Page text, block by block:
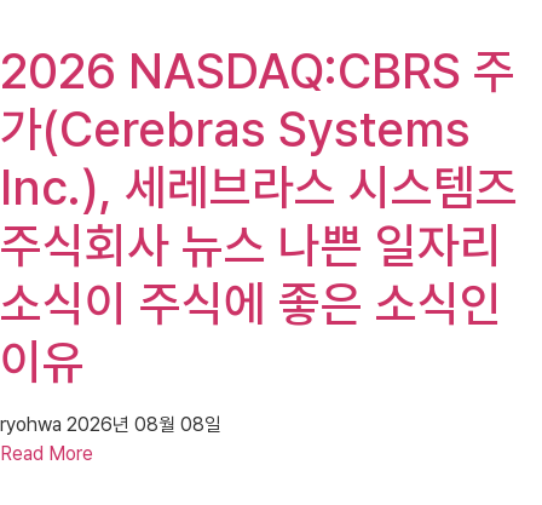
2026 NASDAQ:CBRS 주
가(Cerebras Systems
Inc.), 세레브라스 시스템즈
주식회사 뉴스 나쁜 일자리
소식이 주식에 좋은 소식인
이유
ryohwa 2026년 08월 08일
Read More